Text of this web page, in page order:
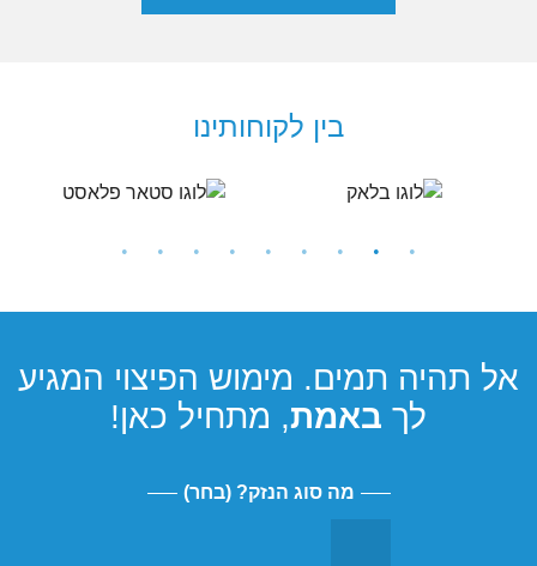
בין לקוחותינו
אל תהיה תמים. מימוש הפיצוי המגיע
לך באמת, מתחיל כאן!
מה סוג הנזק? (בחר)